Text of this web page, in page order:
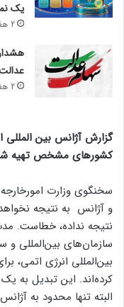
یک
2 هفته پیش
2 هفته پیش
گزارش آژانس بین
کشورهای مشخص تهیه
سخنگوی وزارت
و آژانس به نتیجه
نتیجه نداده، خطاست.
سازمان‌های بین‌المللی و
بین‌المللی انرژی اتمی،
کرده‌اند. این تبدیل به
البته تنها محدود به